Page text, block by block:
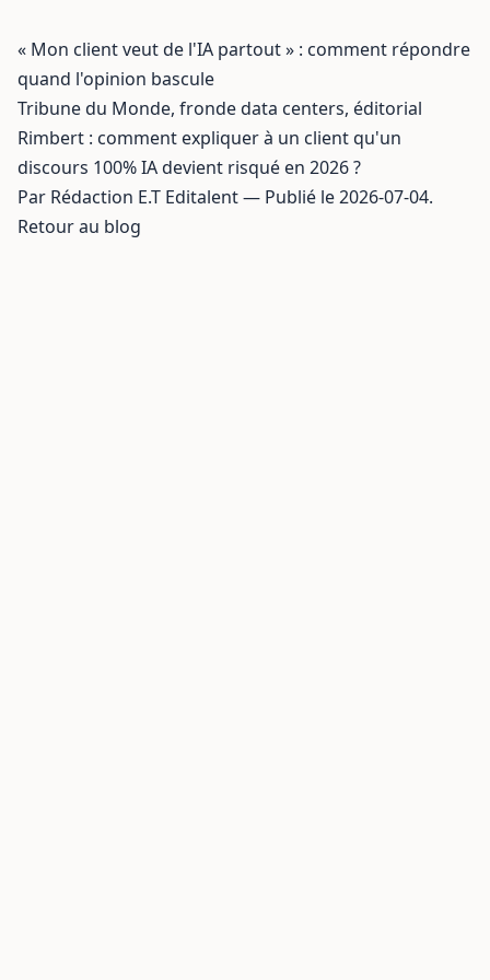
« Mon client veut de l'IA partout » : comment répondre
quand l'opinion bascule
Tribune du Monde, fronde data centers, éditorial
Rimbert : comment expliquer à un client qu'un
discours 100% IA devient risqué en 2026 ?
Par Rédaction E.T Editalent — Publié le 2026-07-04.
Retour au blog